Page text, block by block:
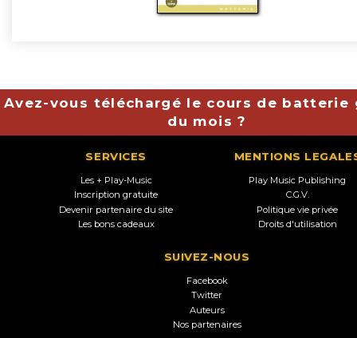
Avez-vous téléchargé le cours de batterie
du mois ?
SERVICES
Les + Play-Music
Inscription gratuite
Devenir partenaire du site
Les bons cadeaux
MENTIONS
Play Music Publishing
C.G.V.
Politique vie privée
Droits d'utilisation
SUIVEZ-NOUS
Facebook
Twitter
Auteurs
Nos partenaires